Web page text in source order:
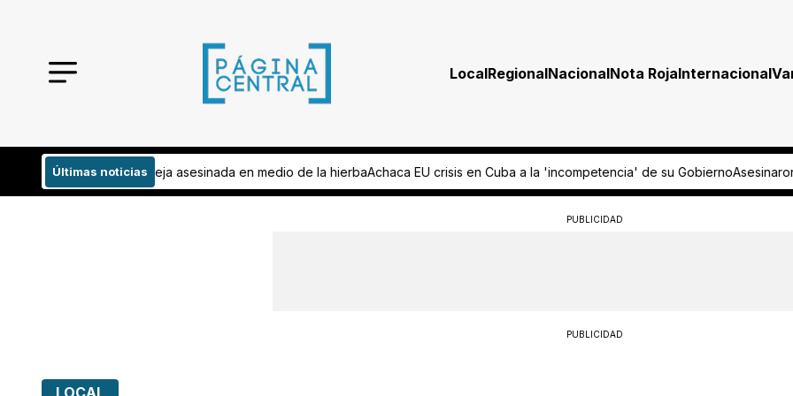
LocalRegionalNacionalNota RojaInternacional
Últimas noticias
en medio de la hierba Achaca EU crisis en Cuba a la 'incompetencia' de su GobiernoAsesinaron a una persona en Querétaro y
PUBLICIDAD
PUBLICIDAD
LOCAL